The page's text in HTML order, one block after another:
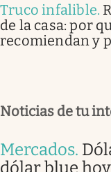
Truco infalible.
de la casa: por
recomiendan y
Noticias de tu
Mercados.
dólar blue